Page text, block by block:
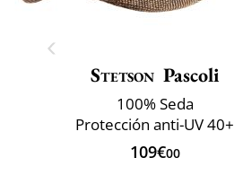
Stetson Pascoli
100% Seda
Protección anti-UV 40+
109€00